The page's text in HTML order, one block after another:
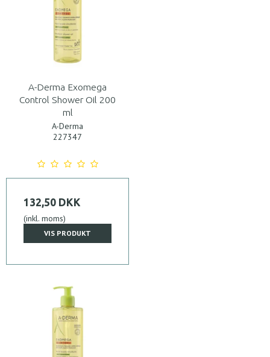
A-Derma Exomega
Control Shower Oil 200
ml
A-Derma
227347
132,50 DKK
(inkl. moms)
VIS PRODUKT